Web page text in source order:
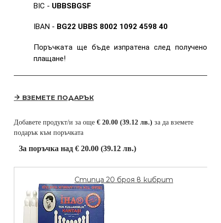
BIC - UBBSBGSF
IBAN - BG22 UBBS 8002 1092 4598 40
Поръчката ще бъде изпратена след получено
плащане!
ВЗЕМЕТЕ ПОДАРЪК
Добавете продукт/и за още € 20.00 (39.12 лв.) за да вземете
подарък към поръчката
За поръчка над € 20.00 (39.12 лв.)
Стипца 20 броя в кибрит